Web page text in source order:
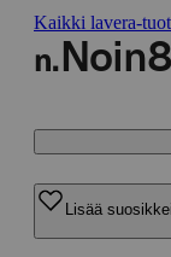
Kaikki lavera-
n. Noin
Lisää